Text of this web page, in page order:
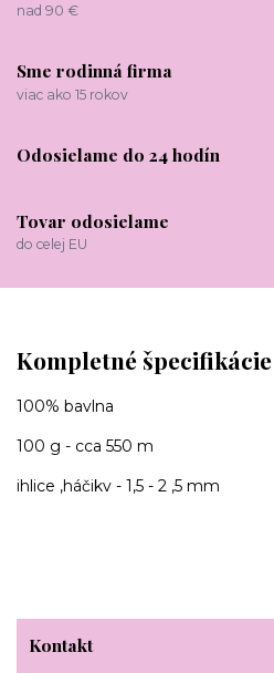
nad 90 €
Sme rodinná firma
viac ako 15 rokov
Odosielame do 24 hodín
Tovar odosielame
do celej EU
Kompletné špecifikácie
100% bavlna
100 g - cca 550 m
ihlice ,háčikv - 1,5 - 2 ,5 mm
Kontakt